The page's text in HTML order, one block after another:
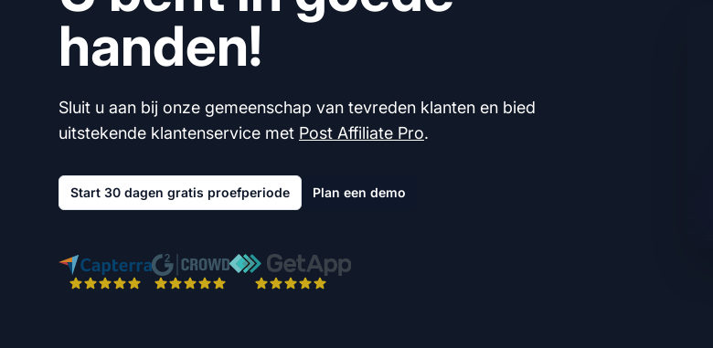
handen!
Sluit u aan bij onze gemeenschap van tevreden klanten en bied
uitstekende klantenservice met Post Affiliate Pro.
Start 30 dagen gratis proefperiode Plan een demo